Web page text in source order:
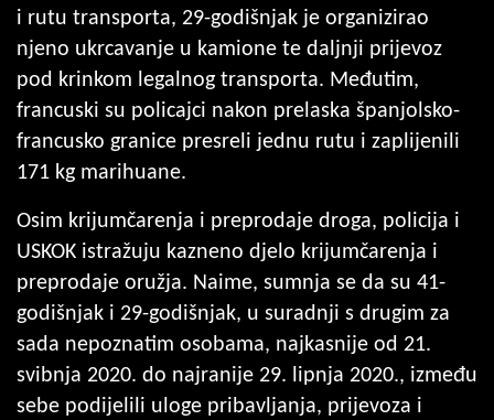
i rutu transporta, 29-godišnjak je organizirao
njeno ukrcavanje u kamione te daljnji prijevoz
pod krinkom legalnog transporta. Međutim,
francuski su policajci nakon prelaska španjolsko-
francusko granice presreli jednu rutu i zaplijenili
171 kg marihuane.
Osim krijumčarenja i preprodaje droga, policija i
USKOK istražuju kazneno djelo krijumčarenja i
preprodaje oružja. Naime, sumnja se da su 41-
godišnjak i 29-godišnjak, u suradnji s drugim za
sada nepoznatim osobama, najkasnije od 21.
svibnja 2020. do najranije 29. lipnja 2020., između
sebe podijelili uloge pribavljanja, prijevoza i